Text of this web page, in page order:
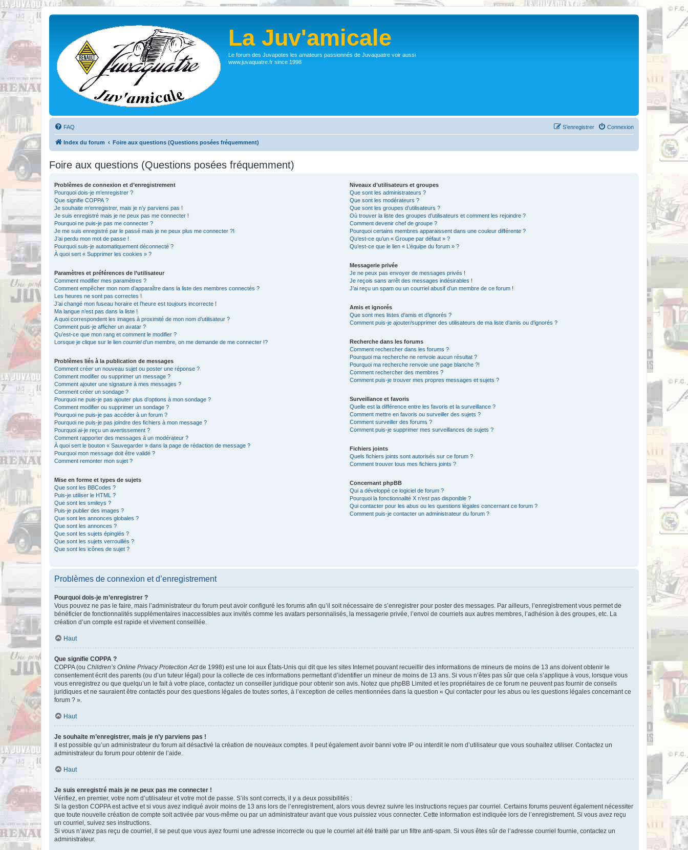
La Juv'amicale
Le forum des Juvapotes les amateurs passionnés de Juvaquatre voir aussi
www.juvaquatre.fr since 1998
FAQ Connexion
S’enregistrer
Index du forum Foire aux questions (Questions posées fréquemment)
Foire aux questions (Questions posées fréquemment)
Problèmes de connexion et d’enregistrement
Pourquoi dois-je m’enregistrer ?
Que signifie COPPA ?
Je souhaite m’enregistrer, mais je n’y parviens pas !
Je suis enregistré mais je ne peux pas me connecter !
Pourquoi ne puis-je pas me connecter ?
Je me suis enregistré par le passé mais je ne peux plus me connecter ?!
J’ai perdu mon mot de passe !
Pourquoi suis-je automatiquement déconnecté ?
À quoi sert « Supprimer les cookies » ?
Paramètres et préférences de l’utilisateur
Comment modifier mes paramètres ?
Comment empêcher mon nom d’apparaître dans la liste des membres connectés ?
Les heures ne sont pas correctes !
J’ai changé mon fuseau horaire et l’heure est toujours incorrecte !
Ma langue n’est pas dans la liste !
A quoi correspondent les images à proximité de mon nom d’utilisateur ?
Comment puis-je afficher un avatar ?
Qu’est-ce que mon rang et comment le modifier ?
Lorsque je clique sur le lien courrield’un membre, on me demande de me connecter !?
Problèmes liés à la publication de messages
Comment créer un nouveau sujet ou poster une réponse ?
Comment modifier ou supprimer un message ?
Comment ajouter une signature à mes messages ?
Comment créer un sondage ?
Pourquoi ne puis-je pas ajouter plus d’options à mon sondage ?
Comment modifier ou supprimer un sondage ?
Pourquoi ne puis-je pas accéder à un forum ?
Pourquoi ne puis-je pas joindre des fichiers à mon message ?
Pourquoi ai-je reçu un avertissement ?
Comment rapporter des messages à un modérateur ?
À quoi sert le bouton « Sauvegarder » dans la page de rédaction de message ?
Pourquoi mon message doit être validé ?
Comment remonter mon sujet ?
Mise en forme et types de sujets
Que sont les BBCodes ?
Puis-je utiliser le HTML ?
Que sont les smileys ?
Puis-je publier des images ?
Que sont les annonces globales ?
Que sont les annonces ?
Que sont les sujets épinglés ?
Que sont les sujets verrouillés ?
Que sont les icônes de sujet ?
Niveaux d’utilisateurs et groupes
Que sont les administrateurs ?
Que sont les modérateurs ?
Que sont les groupes d’utilisateurs ?
Où trouver la liste des groupes d’utilisateurs et comment les rejoindre ?
Comment devenir chef de groupe ?
Pourquoi certains membres apparaissent dans une couleur différente ?
Qu’est-ce qu’un « Groupe par défaut » ?
Qu’est-ce que le lien « L’équipe du forum » ?
Messagerie privée
Je ne peux pas envoyer de messages privés !
Je reçois sans arrêt des messages indésirables !
J’ai reçu un spam ou un courriel abusif d’un membre de ce forum !
Amis et ignorés
Que sont mes listes d’amis et d’ignorés ?
Comment puis-je ajouter/supprimer des utilisateurs de ma liste d’amis ou d’ignorés ?
Recherche dans les forums
Comment rechercher dans les forums ?
Pourquoi ma recherche ne renvoie aucun résultat ?
Pourquoi ma recherche renvoie une page blanche ?!
Comment rechercher des membres ?
Comment puis-je trouver mes propres messages et sujets ?
Surveillance et favoris
Quelle est la différence entre les favoris et la surveillance ?
Comment mettre en favoris ou surveiller des sujets ?
Comment surveiller des forums ?
Comment puis-je supprimer mes surveillances de sujets ?
Fichiers joints
Quels fichiers joints sont autorisés sur ce forum ?
Comment trouver tous mes fichiers joints ?
Concernant phpBB
Qui a développé ce logiciel de forum ?
Pourquoi la fonctionnalité X n’est pas disponible ?
Qui contacter pour les abus ou les questions légales concernant ce forum ?
Comment puis-je contacter un administrateur du forum ?
Problèmes de connexion et d’enregistrement
Pourquoi dois-je m’enregistrer ?
Vous pouvez ne pas le faire, mais l’administrateur du forum peut avoir configuré les forums afin qu’il soit nécessaire de s’enregistrer pour poster des messages. Par ailleurs, l’enregistrement vous permet de
bénéficier de fonctionnalités supplémentaires inaccessibles aux invités comme les avatars personnalisés, la messagerie privée, l’envoi de courriels aux autres membres, l’adhésion à des groupes, etc. La
création d’un compte est rapide et vivement conseillée.
Haut
Que signifie COPPA ?
COPPA (ou Children’s Online Privacy Protection Actde 1998) est une loi aux États-Unis qui dit que les sites Internet pouvant recueillir des informations de mineurs de moins de 13 ans doivent obtenir le
consentement écrit des parents (ou d’un tuteur légal) pour la collecte de ces informations permettant d’identifier un mineur de moins de 13 ans. Si vous n’êtes pas sûr que cela s’applique à vous, lorsque vous
vous enregistrez ou que quelqu’un le fait à votre place, contactez un conseiller juridique pour obtenir son avis. Notez que phpBB Limited et les propriétaires de ce forum ne peuvent pas fournir de conseils
juridiques et ne sauraient être contactés pour des questions légales de toutes sortes, à l’exception de celles mentionnées dans la question « Qui contacter pour les abus ou les questions légales concernant ce
forum ? ».
Haut
Je souhaite m’enregistrer, mais je n’y parviens pas !
Il est possible qu’un administrateur du forum ait désactivé la création de nouveaux comptes. Il peut également avoir banni votre IP ou interdit le nom d’utilisateur que vous souhaitez utiliser. Contactez un
administrateur du forum pour obtenir de l’aide.
Haut
Je suis enregistré mais je ne peux pas me connecter !
Vérifiez, en premier, votre nom d’utilisateur et votre mot de passe. S’ils sont corrects, il y a deux possibilités :
Si la gestion COPPA est active et si vous avez indiqué avoir moins de 13 ans lors de l’enregistrement, alors vous devrez suivre les instructions reçues par courriel. Certains forums peuvent également nécessiter
que toute nouvelle création de compte soit activée par vous-même ou par un administrateur avant que vous puissiez vous connecter. Cette information est indiquée lors de l’enregistrement. Si vous avez reçu
un courriel, suivez ses instructions.
Si vous n’avez pas reçu de courriel, il se peut que vous ayez fourni une adresse incorrecte ou que le courriel ait été traité par un filtre anti-spam. Si vous êtes sûr de l’adresse courriel fournie, contactez un
administrateur.